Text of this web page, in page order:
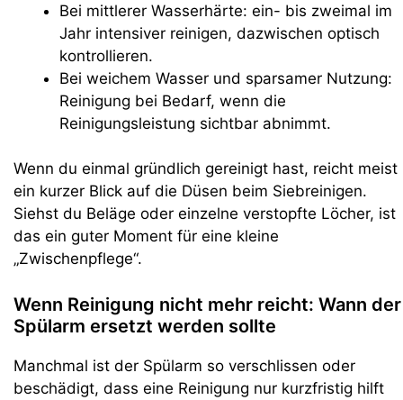
Bei mittlerer Wasserhärte: ein- bis zweimal im
Jahr intensiver reinigen, dazwischen optisch
kontrollieren.
Bei weichem Wasser und sparsamer Nutzung:
Reinigung bei Bedarf, wenn die
Reinigungsleistung sichtbar abnimmt.
Wenn du einmal gründlich gereinigt hast, reicht meist
ein kurzer Blick auf die Düsen beim Siebreinigen.
Siehst du Beläge oder einzelne verstopfte Löcher, ist
das ein guter Moment für eine kleine
„Zwischenpflege“.
Wenn Reinigung nicht mehr reicht: Wann der
Spülarm ersetzt werden sollte
Manchmal ist der Spülarm so verschlissen oder
beschädigt, dass eine Reinigung nur kurzfristig hilft